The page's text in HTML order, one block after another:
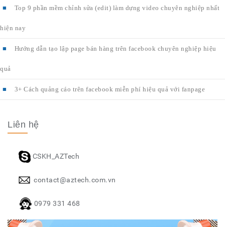
Top 9 phần mềm chỉnh sửa (edit) làm dựng video chuyên nghiệp nhất
hiện nay
Hướng dẫn tạo lập page bán hàng trên facebook chuyên nghiệp hiệu
quả
3+ Cách quảng cáo trên facebook miễn phí hiệu quả với fanpage
Liên hệ
CSKH_AZTech
contact@aztech.com.vn
0979 331 468